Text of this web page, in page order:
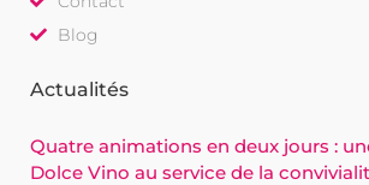
Blog
Actualités
Quatre animations en deux jours :
Dolce Vino au service de la